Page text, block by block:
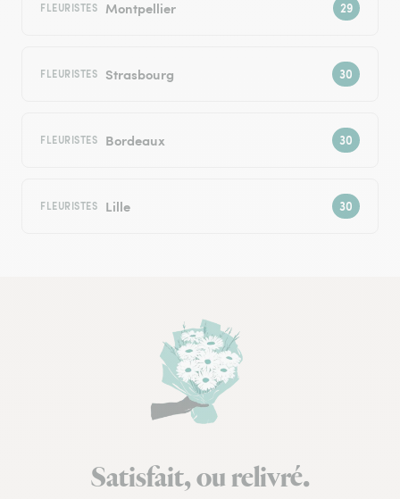
FLEURISTES Montpellier
FLEURISTES Strasbourg
FLEURISTES Bordeaux
FLEURISTES Lille
Satisfait, ou relivré.